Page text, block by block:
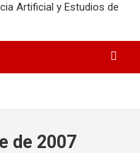
Artificial y Estudios de
de 2007